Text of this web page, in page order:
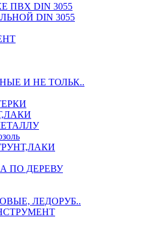
ПВХ DIN 3055
DIN 3055
И НЕ ТОЛЬК..
ПО ДЕРЕВУ
ЛЕДОРУБ..